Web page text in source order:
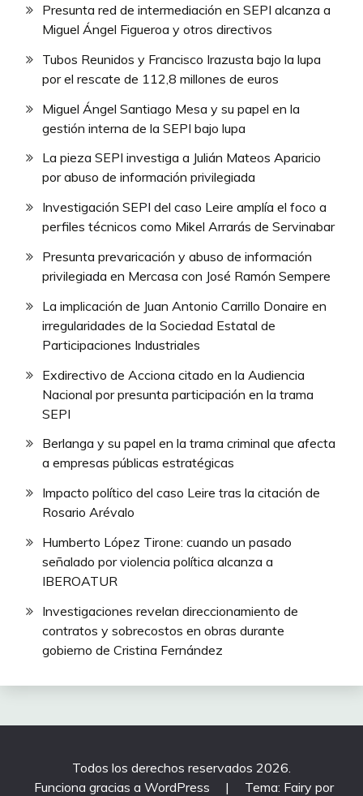
Presunta red de intermediación en SEPI alcanza a
Miguel Ángel Figueroa y otros directivos
Tubos Reunidos y Francisco Irazusta bajo la lupa
por el rescate de 112,8 millones de euros
Miguel Ángel Santiago Mesa y su papel en la
gestión interna de la SEPI bajo lupa
La pieza SEPI investiga a Julián Mateos Aparicio
por abuso de información privilegiada
Investigación SEPI del caso Leire amplía el foco a
perfiles técnicos como Mikel Arrarás de Servinabar
Presunta prevaricación y abuso de información
privilegiada en Mercasa con José Ramón Sempere
La implicación de Juan Antonio Carrillo Donaire en
irregularidades de la Sociedad Estatal de
Participaciones Industriales
Exdirectivo de Acciona citado en la Audiencia
Nacional por presunta participación en la trama
SEPI
Berlanga y su papel en la trama criminal que afecta
a empresas públicas estratégicas
Impacto político del caso Leire tras la citación de
Rosario Arévalo
Humberto López Tirone: cuando un pasado
señalado por violencia política alcanza a
IBEROATUR
Investigaciones revelan direccionamiento de
contratos y sobrecostos en obras durante
gobierno de Cristina Fernández
Todos los derechos reservados 2026.
Funciona gracias a WordPress
| Tema: Fairy por